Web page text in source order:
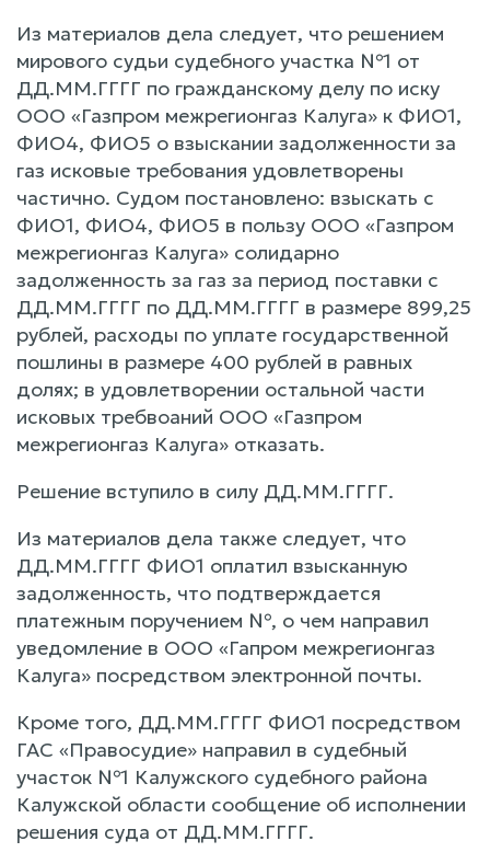
Из материалов дела следует, что решением
мирового судьи судебного участка №1 от
ДД.ММ.ГГГГ по гражданскому делу по иску
ООО «Газпром межрегионгаз Калуга» к ФИО1,
ФИО4, ФИО5 о взыскании задолженности за
газ исковые требования удовлетворены
частично. Судом постановлено: взыскать с
ФИО1, ФИО4, ФИО5 в пользу ООО «Газпром
межрегионгаз Калуга» солидарно
задолженность за газ за период поставки с
ДД.ММ.ГГГГ по ДД.ММ.ГГГГ в размере 899,25
рублей, расходы по уплате государственной
пошлины в размере 400 рублей в равных
долях; в удовлетворении остальной части
исковых требвоаний ООО «Газпром
межрегионгаз Калуга» отказать.
Решение вступило в силу ДД.ММ.ГГГГ.
Из материалов дела также следует, что
ДД.ММ.ГГГГ ФИО1 оплатил взысканную
задолженность, что подтверждается
платежным поручением №, о чем направил
уведомление в ООО «Гапром межрегионгаз
Калуга» посредством электронной почты.
Кроме того, ДД.ММ.ГГГГ ФИО1 посредством
ГАС «Правосудие» направил в судебный
участок №1 Калужского судебного района
Калужской области сообщение об исполнении
решения суда от ДД.ММ.ГГГГ.